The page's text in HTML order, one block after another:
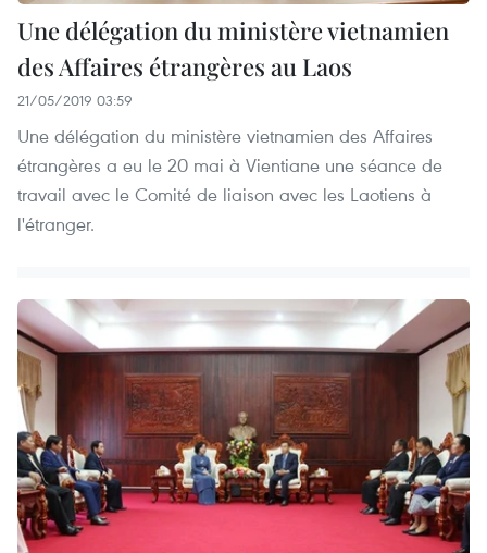
Une délégation du ministère vietnamien
des Affaires étrangères au Laos
21/05/2019 03:59
Une délégation du ministère vietnamien des Affaires
étrangères a eu le 20 mai à Vientiane une séance de
travail avec le Comité de liaison avec les Laotiens à
l'étranger.